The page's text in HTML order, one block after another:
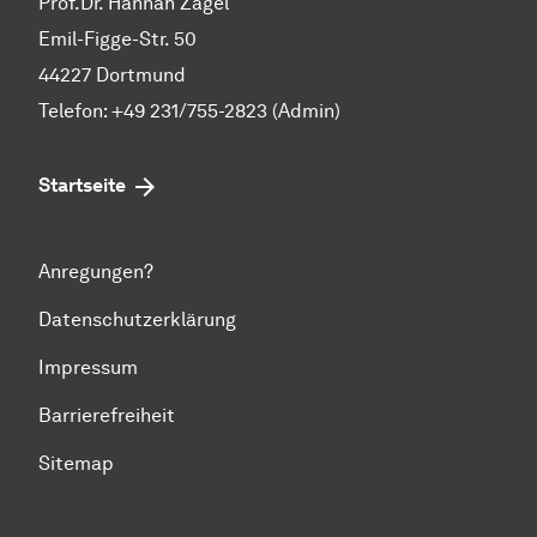
Emil-Figge-Str. 50
44227 Dortmund
Telefon: +49 231/755-2823 (Admin)
Startseite
Anregungen?
Datenschutzerklärung
Impressum
Barrierefreiheit
Sitemap